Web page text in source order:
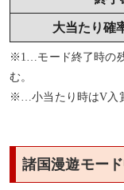
大当たり確
※1…モード終了時の
む。
※…小当たり時はV入
諸国漫遊モー